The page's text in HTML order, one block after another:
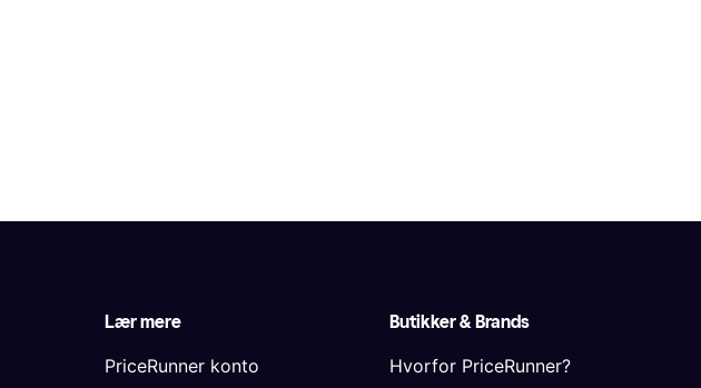
Lær mere
PriceRunner konto
Butikker & Brands
Hvorfor PriceRunner?